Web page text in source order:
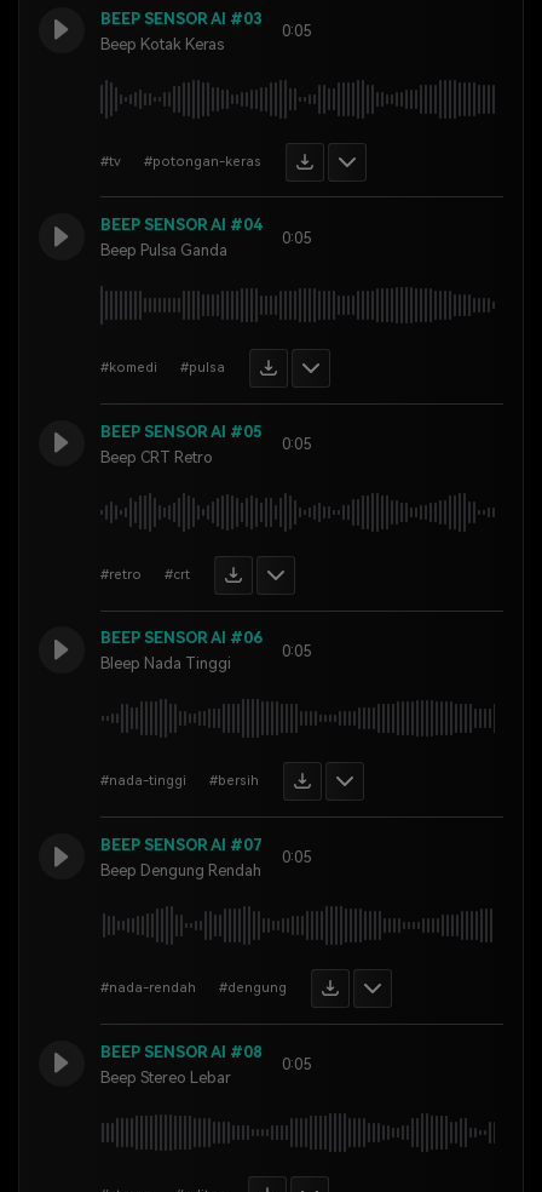
BEEP SENSOR AI #03
Beep Kotak Keras
0:05
#tv #potongan-keras
BEEP SENSOR AI #04
Beep Pulsa Ganda
0:05
#komedi #pulsa
BEEP SENSOR AI #05
Beep CRT Retro
0:05
#retro #crt
BEEP SENSOR AI #06
Bleep Nada Tinggi
0:05
#nada-tinggi #bersih
BEEP SENSOR AI #07
Beep Dengung Rendah
0:05
#nada-rendah #dengung
BEEP SENSOR AI #08
Beep Stereo Lebar
0:05